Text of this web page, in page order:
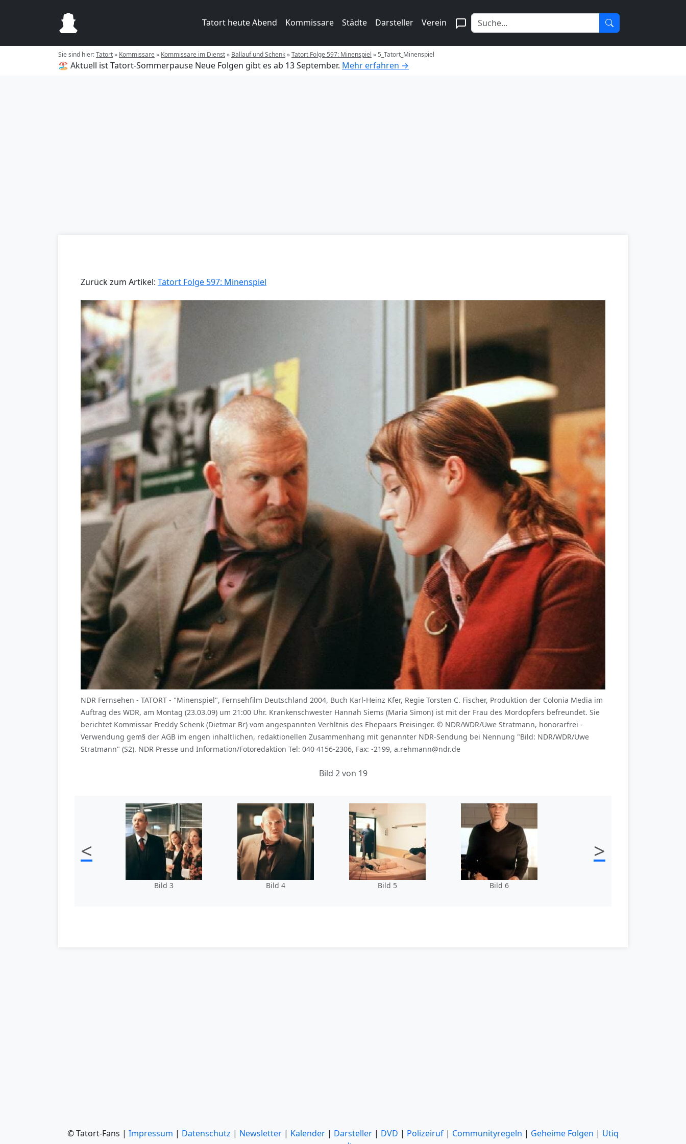
Tatort heute Abend Kommissare Städte Darsteller Verein
Sie sind hier:Tatort» Kommissare» Kommissare im Dienst» Ballauf und Schenk»Tatort Folge 597: Minenspiel »5_Tatort_Minenspiel
🏖️ Aktuell ist Tatort-Sommerpause Neue Folgen gibt es ab 13 September. Mehr erfahren →
Zurück zum Artikel: Tatort Folge 597: Minenspiel
NDR Fernsehen - TATORT - "Minenspiel", Fernsehfilm Deutschland 2004, Buch Karl-Heinz Kfer, Regie Torsten C. Fischer, Produktion der Colonia Media im
Auftrag des WDR, am Montag (23.03.09) um 21:00 Uhr. Krankenschwester Hannah Siems (Maria Simon) ist mit der Frau des Mordopfers befreundet. Sie
berichtet Kommissar Freddy Schenk (Dietmar Br) vom angespannten Verhltnis des Ehepaars Freisinger. © NDR/WDR/Uwe Stratmann, honorarfrei -
Verwendung gem§ der AGB im engen inhaltlichen, redaktionellen Zusammenhang mit genannter NDR-Sendung bei Nennung "Bild: NDR/WDR/Uwe
Stratmann" (S2). NDR Presse und Information/Fotoredaktion Tel: 040 4156-2306, Fax: -2199, a.rehmann@ndr.de
Bild 2 von 19
<
Bild 3 Bild 4 Bild 5 Bild 6
>
© Tatort-Fans | Impressum | Datenschutz | Newsletter | Kalender | Darsteller | DVD | Polizeiruf | Communityregeln | Geheime Folgen | Utiq